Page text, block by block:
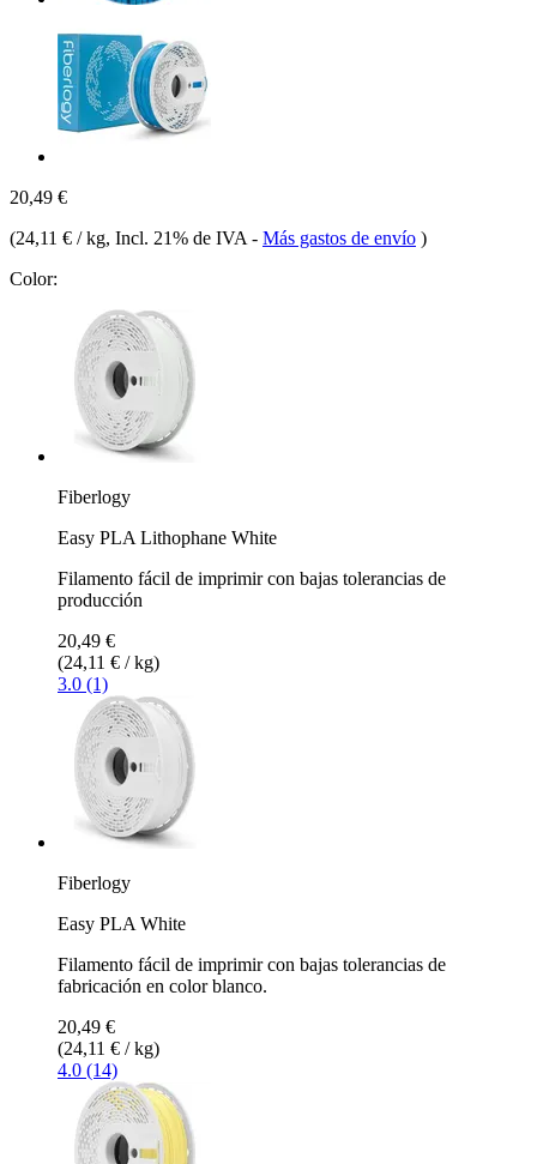
20,49 €
(24,11 € / kg, Incl. 21% de IVA - Más gastos de envío )
Color:
Fiberlogy
Easy PLA Lithophane White
Filamento fácil de imprimir con bajas tolerancias de
producción
20,49 €
(24,11 € / kg)
3.0 (1)
Fiberlogy
Easy PLA White
Filamento fácil de imprimir con bajas tolerancias de
fabricación en color blanco.
20,49 €
(24,11 € / kg)
4.0 (14)